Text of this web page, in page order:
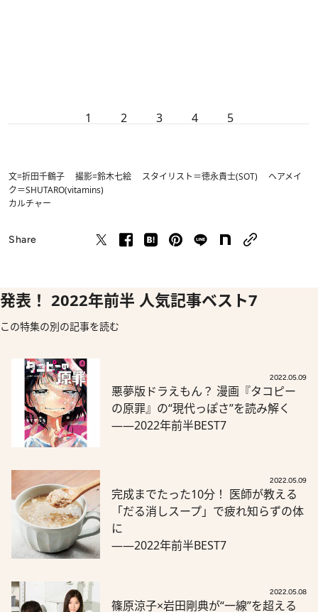
1 2 3 4 5
文=折田千鶴子 撮影=鈴木七絵 スタイリスト＝徳永貴士(SOT) ヘアメイ
ク＝SHUTARO(vitamins)
カルチャー
Share
発表！ 2022年前半 人気記事ベスト7
この特集の別の記事を読む
2022.05.09
悪夢版ドラえもん？ 漫画『タコピー
の原罪』の“現代っぽさ”を読み解く
――2022年前半BEST7
2022.05.09
完成までたった10分！ 医師が教える
「だる消しスープ」で疲れ知らずの体
に
――2022年前半BEST7
2022.05.08
篠原涼子×岩田剛典が“一線”を超える